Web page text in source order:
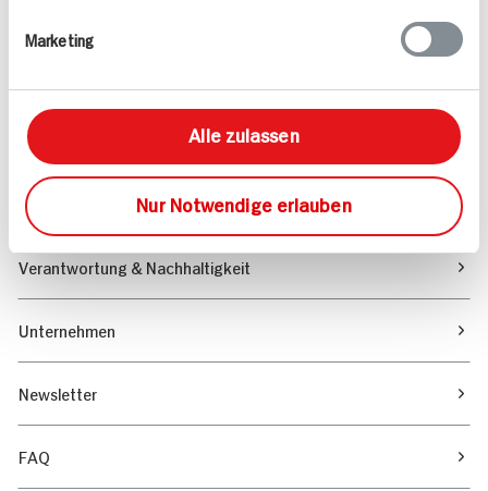
Marketing
Alle zulassen
Nur Notwendige erlauben
Marktfinder
Unser Magazin
Verantwortung & Nachhaltigkeit
Unternehmen
Newsletter
FAQ